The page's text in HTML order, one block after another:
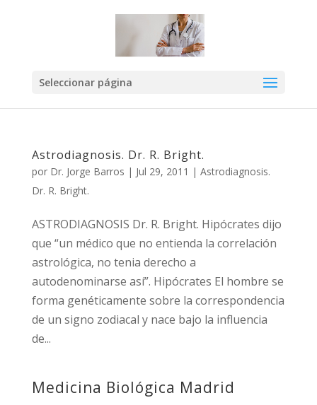
Seleccionar página
Astrodiagnosis. Dr. R. Bright.
por Dr. Jorge Barros | Jul 29, 2011 | Astrodiagnosis.
Dr. R. Bright.
ASTRODIAGNOSIS Dr. R. Bright. Hipócrates dijo
que “un médico que no entienda la correlación
astrológica, no tenia derecho a
autodenominarse así”. Hipócrates El hombre se
forma genéticamente sobre la correspondencia
de un signo zodiacal y nace bajo la influencia
de...
Medicina Biológica Madrid